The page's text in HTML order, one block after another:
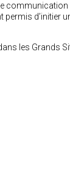
communication
d’initier
les Grands